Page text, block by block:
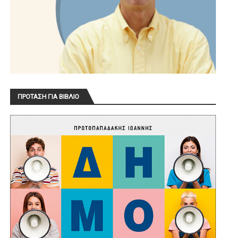
ΠΡΟΤΑΣΗ ΓΙΑ ΒΙΒΛΙΟ